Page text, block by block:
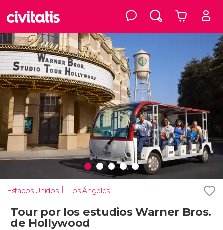
Estados Unidos Los Ángeles
Tour por los estudios Warner Bros.
de Hollywood